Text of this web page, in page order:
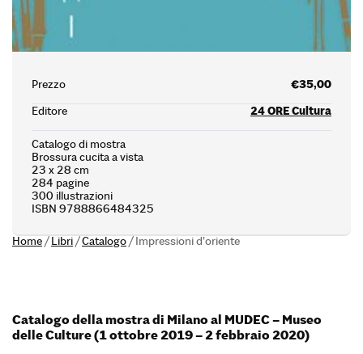
Prezzo
€35,00
Editore
24 ORE Cultura
Catalogo di mostra
Brossura cucita a vista
23 x 28 cm
284 pagine
300 illustrazioni
ISBN 9788866484325
Home/Libri/Catalogo/Impressioni d’oriente
Catalogo della mostra di Milano al MUDEC – Museo
delle Culture (1 ottobre 2019 – 2 febbraio 2020)